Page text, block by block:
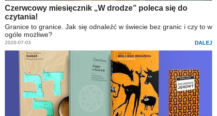
Czerwcowy miesięcznik „W drodze” poleca się do
czytania!
Granice to granice. Jak się odnaleźć w świecie bez granic i czy to w
ogóle możliwe?
2026-07-03 DALEJ